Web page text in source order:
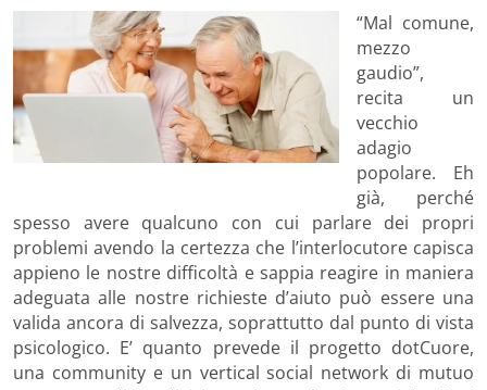
“Mal comune,
mezzo
gaudio”,
recita un
vecchio
adagio
popolare. Eh
già, perché
spesso avere qualcuno con cui parlare dei propri
problemi avendo la certezza che l’interlocutore capisca
appieno le nostre difficoltà e sappia reagire in maniera
adeguata alle nostre richieste d’aiuto può essere una
valida ancora di salvezza, soprattutto dal punto di vista
psicologico. E’ quanto prevede il progetto dotCuore,
una community e un vertical social network di mutuo